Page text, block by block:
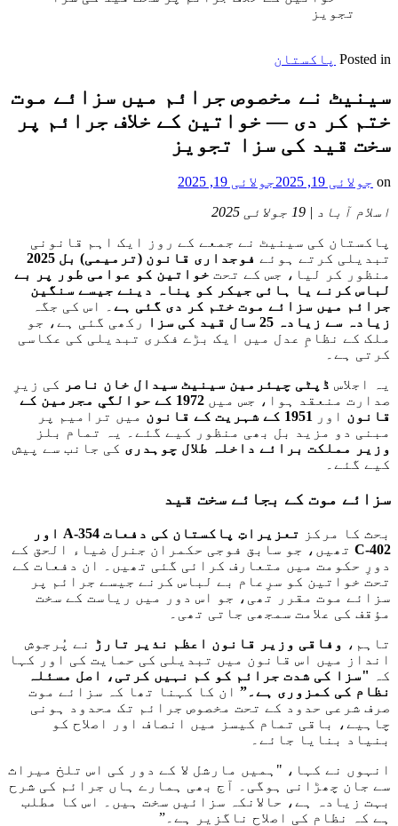
تجویز
Posted in پاکستان
سینیٹ نے مخصوص جرائم میں سزائے موت
ختم کر دی — خواتین کے خلاف جرائم پر
سخت قید کی سزا تجویز
on جولائی 19, 2025
جولائی 19, 2025
اسلام آباد | 19 جولائی 2025
پاکستان کی سینیٹ نے جمعے کے روز ایک اہم قانونی
تبدیلی کرتے ہوئے فوجداری قانون (ترمیمی) بل 2025
منظور کر لیا، جس کے تحت خواتین کو عوامی طور پر بے
لباس کرنے یا ہائی جیکر کو پناہ دینے جیسے سنگین
جرائم میں سزائے موت ختم کر دی گئی ہے۔ اس کی جگہ
زیادہ سے زیادہ 25 سال قید کی سزا
رکھی گئی ہے، جو
ملک کے نظامِ عدل میں ایک بڑے فکری تبدیلی کی عکاسی
کرتی ہے۔
یہ اجلاس ڈپٹی چیئرمین سینیٹ سیدال خان ناصر
کی زیرِ
صدارت منعقد ہوا، جس میں
1972 کے حوالگیِ مجرمین کے
قانون اور 1951 کے شہریت کے قانون
میں ترامیم پر
مبنی دو مزید بل بھی منظور کیے گئے۔ یہ تمام بلز
وزیر مملکت برائے داخلہ طلال چوہدری کی جانب سے پیش
کیے گئے۔
سزائے موت کے بجائے سخت قید
بحث کا مرکز تعزیراتِ پاکستان کی دفعات 354
-A اور
402-C
تھیں، جو سابق فوجی حکمران جنرل ضیاء الحق کے
دورِ حکومت میں متعارف کرائی گئی تھیں۔ ان دفعات کے
تحت خواتین کو سرِعام بے لباس کرنے جیسے جرائم پر
سزائے موت مقرر تھی، جو اس دور میں ریاست کے سخت
مؤقف کی علامت سمجھی جاتی تھی۔
تاہم، وفاقی وزیر قانون اعظم نذیر تارڑ
نے پُرجوش
انداز میں اس قانون میں تبدیلی کی حمایت کی اور کہا
کہ
"سزا کی شدت جرائم کو کم نہیں کرتی، اصل مسئلہ
نظام کی کمزوری ہے۔” ان کا کہنا تھا کہ سزائے موت
صرف شرعی حدود کے تحت مخصوص جرائم تک محدود ہونی
چاہیے، باقی تمام کیسز میں انصاف اور اصلاح کو
بنیاد بنایا جائے۔
انہوں نے کہا، "ہمیں مارشل لا کے دور کی اس تلخ میراث
سے جان چھڑانی ہوگی۔ آج بھی ہمارے ہاں جرائم کی شرح
بہت زیادہ ہے، حالانکہ سزائیں سخت ہیں۔ اس کا مطلب
ہے کہ نظام کی اصلاح ناگزیر ہے۔”